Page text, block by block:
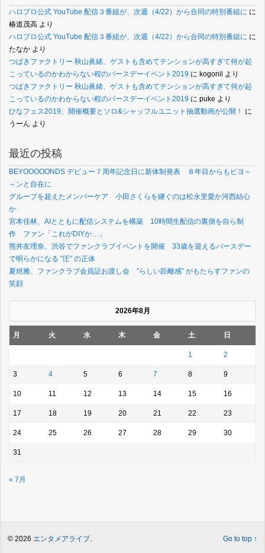
ハロプロ公式 YouTube 配信３番組が、次週（4/22）から合同の特別番組に に
椿道茂高 より
ハロプロ公式 YouTube 配信３番組が、次週（4/22）から合同の特別番組に に
たなか より
つばきファクトリー 秋山眞緒、ゲストも含めてテンションが高すぎて何が起
こっているのかわからない程のバースデーイベント2019 に kogonil より
つばきファクトリー 秋山眞緒、ゲストも含めてテンションが高すぎて何が起
こっているのかわからない程のバースデーイベント2019 に puke より
ひなフェス2019、開催概要とソロ&シャッフルユニット抽選動画が公開！
に
うーん より
最近の投稿
BEYOOOOONDS デビュー７周年記念日に新体制発表 ８年目からもビヨ～
～ンと自在に
グループを超えたメンバーケア 小田さくらを継ぐのは松永里愛か河西結心
か
宮本佳林、AIとともに配信システムを構築 10時間生配信の裏側を自ら制
作 ファン「これがDIYか…」
熊井友理奈、渋谷でファンクラブイベントを開催 33歳を迎えるバースデー
で明らかになる “圧” の正体
夏焼雅、ファンクラブ会員証お渡し会 ”らしい距離感” がもたらすファンの
笑顔
2026年8月
月 火 水 木 金 土 日
1 2
3 4 5 6 7 8 9
10 11 12 13 14 15 16
17 18 19 20 21 22 23
24 25 26 27 28 29 30
31
« 7月
Go to top ↑
© 2026 エンタメアライブ.